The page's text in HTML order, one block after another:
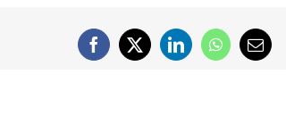
Facebook
X LinkedInWhatsApp
Email